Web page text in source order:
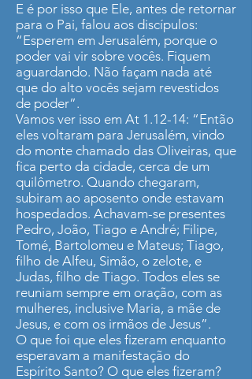
E é por isso que Ele, antes de retornar
para o Pai, falou aos discípulos:
“Esperem em Jerusalém, porque o
poder vai vir sobre vocês. Fiquem
aguardando. Não façam nada até
que do alto vocês sejam revestidos
de poder”.
Vamos ver isso em At 1.12-14: “Então
eles voltaram para Jerusalém, vindo
do monte chamado das Oliveiras, que
fica perto da cidade, cerca de um
quilômetro. Quando chegaram,
subiram ao aposento onde estavam
hospedados. Achavam-se presentes
Pedro, João, Tiago e André; Filipe,
Tomé, Bartolomeu e Mateus; Tiago,
filho de Alfeu, Simão, o zelote, e
Judas, filho de Tiago. Todos eles se
reuniam sempre em oração, com as
mulheres, inclusive Maria, a mãe de
Jesus, e com os irmãos de Jesus”.
O que foi que eles fizeram enquanto
esperavam a manifestação do
Espírito Santo? O que eles fizeram?